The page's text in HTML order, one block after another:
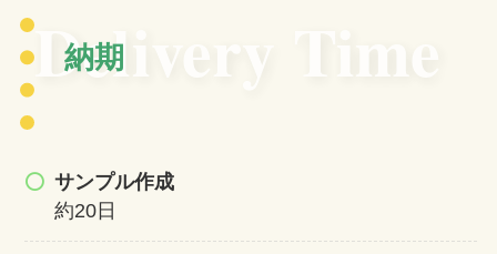
Delivery Time
納期
サンプル作成
約20日